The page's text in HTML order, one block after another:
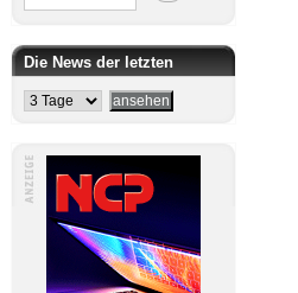
Die News der letzten